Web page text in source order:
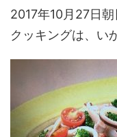
2017年10月27日
クッキングは、い